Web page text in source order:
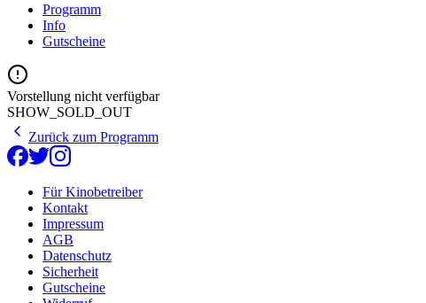
Programm
Info
Gutscheine
Vorstellung nicht verfügbar
SHOW_SOLD_OUT
Zurück zum Programm
Für Kinobetreiber
Kontakt
Impressum
AGB
Datenschutz
Sicherheit
Gutscheine